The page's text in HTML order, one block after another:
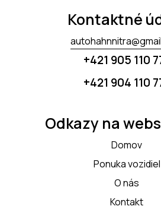
Kontaktné
+421 905 110
+421 904 110
Odkazy na
Domov
Ponuka vozidiel
O nás
Kontakt